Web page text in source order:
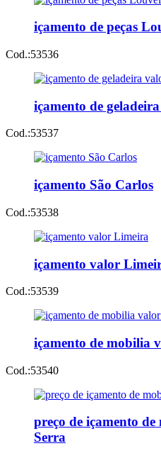
içamento de peças
Cod.:53536
içamento de
Cod.:53537
içamento São Carlos
Cod.:53538
içamento valor
Cod.:53539
içamento de mobilia
Cod.:53540
preço de içamento
Serra